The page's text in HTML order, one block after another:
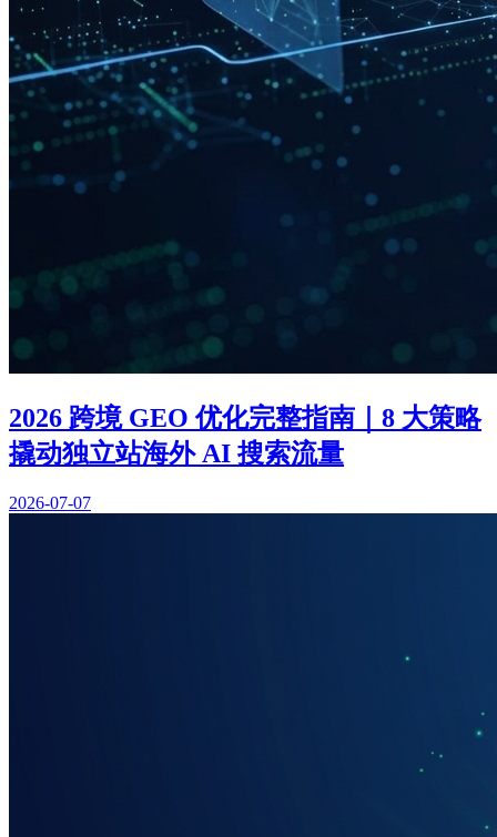
2026 跨境 GEO 优化完整指南｜8 大策略
撬动独立站海外 AI 搜索流量
2026-07-07